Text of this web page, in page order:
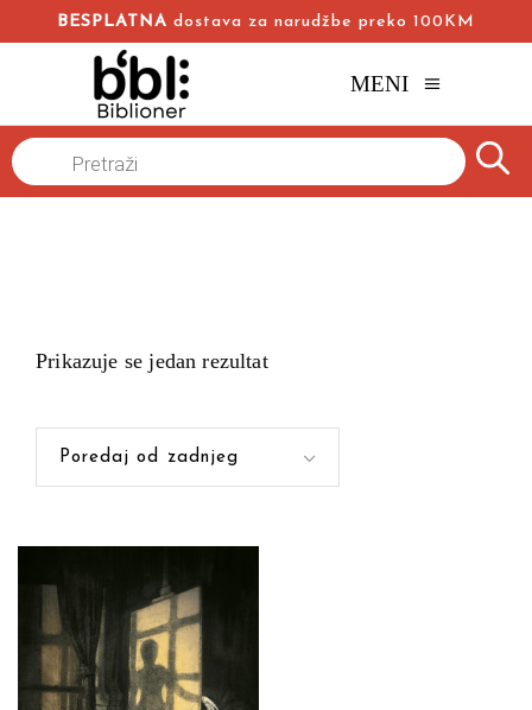
BESPLATNA dostava za narudžbe preko 100KM
MENI
Naslovna
Products
search
Prikazuje se jedan rezultat
Poredaj od zadnjeg